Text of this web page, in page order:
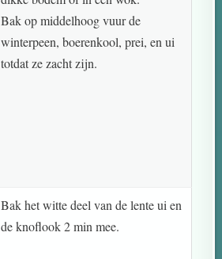
Bak op middelhoog vuur de
winterpeen, boerenkool, prei, en ui
totdat ze zacht zijn.
Bak het witte deel van de lente ui en
de knoflook 2 min mee.